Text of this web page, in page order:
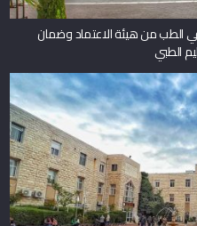
الطب من هيئة الاعتماد وضمان
الطبي